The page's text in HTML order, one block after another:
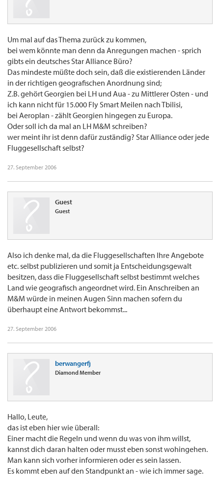
Um mal auf das Thema zurück zu kommen,
bei wem könnte man denn da Anregungen machen - sprich
gibts ein deutsches Star Alliance Büro?
Das mindeste müßte doch sein, daß die existierenden Länder
in der richtigen geografischen Anordnung sind;
Z.B. gehört Georgien bei LH und Aua - zu Mittlerer Osten - und
ich kann nicht für 15.000 Fly Smart Meilen nach Tbilisi,
bei Aeroplan - zählt Georgien hingegen zu Europa.
Oder soll ich da mal an LH M&M schreiben?
wer meint ihr ist denn dafür zuständig? Star Alliance oder jede
Fluggesellschaft selbst?
27. September 2006
Guest
Guest
Also ich denke mal, da die Fluggesellschaften Ihre Angebote
etc. selbst publizieren und somit ja Entscheidungsgewalt
besitzen, dass die Fluggesellschaft selbst bestimmt welches
Land wie geografisch angeordnet wird. Ein Anschreiben an
M&M würde in meinen Augen Sinn machen sofern du
überhaupt eine Antwort bekommst...
27. September 2006
berwangerfj
Diamond Member
Hallo, Leute,
das ist eben hier wie überall:
Einer macht die Regeln und wenn du was von ihm willst,
kannst dich daran halten oder musst eben sonst wohingehen.
Man kann sich vorher informieren oder es sein lassen.
Es kommt eben auf den Standpunkt an - wie ich immer sage.